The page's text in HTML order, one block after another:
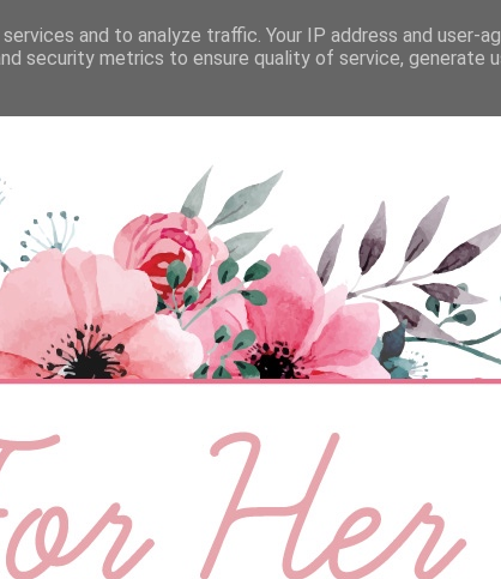
BABA SZEMÉLYES VIDEÓ
and to analyze traffic. Your IP address and user-
security metrics to ensure quality of service, generate